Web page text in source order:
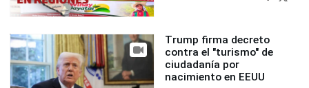
Trump firma decreto
contra el "turismo" de
ciudadanía por
nacimiento en EEUU